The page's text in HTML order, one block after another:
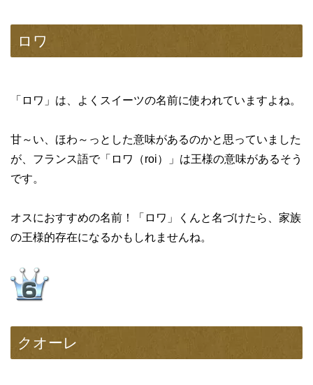
ロワ
「ロワ」は、よくスイーツの名前に使われていますよね。
甘～い、ほわ～っとした意味があるのかと思っていました
が、フランス語で「ロワ（roi）」は王様の意味があるそう
です。
オスにおすすめの名前！「ロワ」くんと名づけたら、家族
の王様的存在になるかもしれませんね。
クオーレ